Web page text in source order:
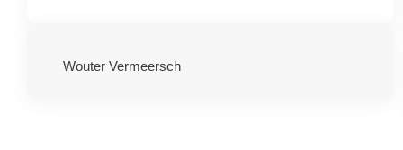
Wouter Vermeersch